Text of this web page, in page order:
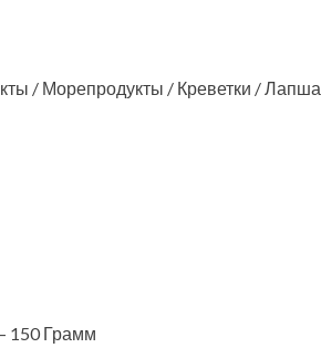
/ Морепродукты / Креветки / Лапша
150 Грамм